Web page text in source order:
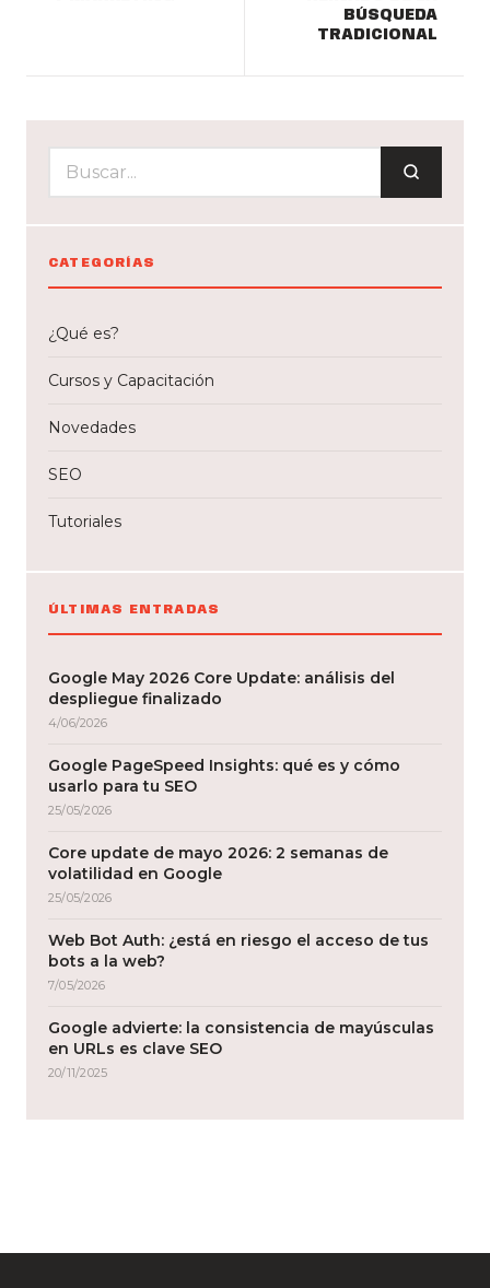
BÚSQUEDA
TRADICIONAL
CATEGORÍAS
¿Qué es?
Cursos y Capacitación
Novedades
SEO
Tutoriales
ÚLTIMAS ENTRADAS
Google May 2026 Core Update: análisis del
despliegue finalizado
4/06/2026
Google PageSpeed Insights: qué es y cómo
usarlo para tu SEO
25/05/2026
Core update de mayo 2026: 2 semanas de
volatilidad en Google
25/05/2026
Web Bot Auth: ¿está en riesgo el acceso de tus
bots a la web?
7/05/2026
Google advierte: la consistencia de mayúsculas
en URLs es clave SEO
20/11/2025